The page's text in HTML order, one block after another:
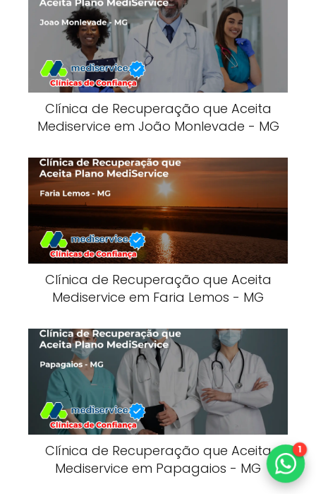
Clínica de Recuperação que Aceita
Mediservice em João Monlevade - MG
Clínica de Recuperação que Aceita
Mediservice em Faria Lemos - MG
Clínica de Recuperação que Aceita
Mediservice em Papagaios - MG
1